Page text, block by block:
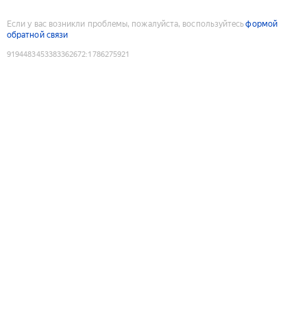
Если у вас возникли проблемы, пожалуйста, воспользуйтесьформой
обратной связи
9194483453383362672:1786275921